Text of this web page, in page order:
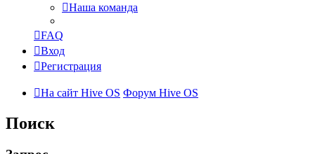
Наша команда
FAQ
Вход
Регистрация
На сайт Hive OS Форум Hive OS
Поиск